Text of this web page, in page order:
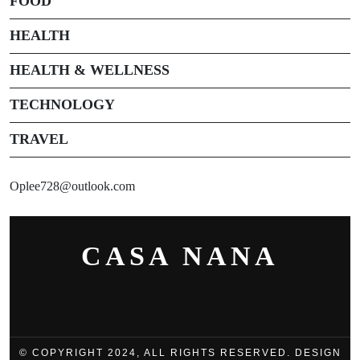
HEALTH
HEALTH & WELLNESS
TECHNOLOGY
TRAVEL
Oplee728@outlook.com
CASA NANA
© COPYRIGHT 2024, ALL RIGHTS RESERVED. DESIGN